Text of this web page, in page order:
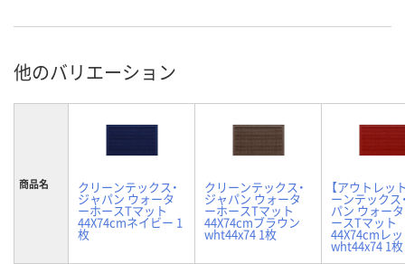
他のバリエーション
商品名 クリーンテックス・
ジャパン ウォータ
ーホースTマット
44X74cmネイビー 1
枚
クリーンテックス・
ジャパン ウォータ
ーホースTマット
44X74cmブラウン
wht44x74 1枚
【アウトレッ
ーンテックス
パン ウォー
ースTマット
44X74cmレ
wht44x74 1枚